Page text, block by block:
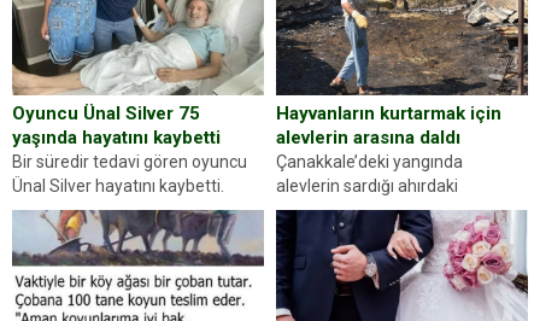
sorup belgelerini istedi. Sürücü
Abdurrahman Ö.nün verdiği
evraklarda eksik olduğunu...
Oyuncu Ünal Silver 75
yaşında hayatını kaybetti
Bir süredir tedavi gören oyuncu
Ünal Silver hayatını kaybetti.
Haberi, oyuncunun menajerlik
ajansı duyurdu. Renda Güner,
sosyal medya hesabında “Usta
Oyuncumuz ve çok değerli
dostumuz...
Hayvanların kurtarmak için
alevlerin arasına daldı
Çanakkale’deki yangında
alevlerin sardığı ahırdaki
hayvanlarını kurtarmak isteyen
Zeki Demir (66) ölümden döndü.
Yüzünde ve ellerinde yanıklar
oluşan Demir, kâbus dolu anları
anlattı… Merkeze bağlı...